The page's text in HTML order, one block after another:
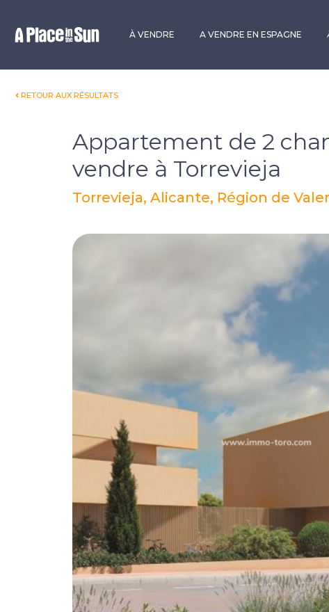
À VENDRE A VENDRE EN ESPAGNE
RETOUR AUX RÉSULTATS
Appartement de 2
vendre à Torrevieja
Torrevieja, Alicante, Région de